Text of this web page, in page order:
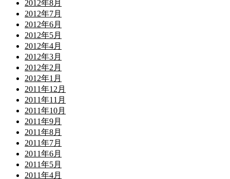
2012年8月
2012年7月
2012年6月
2012年5月
2012年4月
2012年3月
2012年2月
2012年1月
2011年12月
2011年11月
2011年10月
2011年9月
2011年8月
2011年7月
2011年6月
2011年5月
2011年4月